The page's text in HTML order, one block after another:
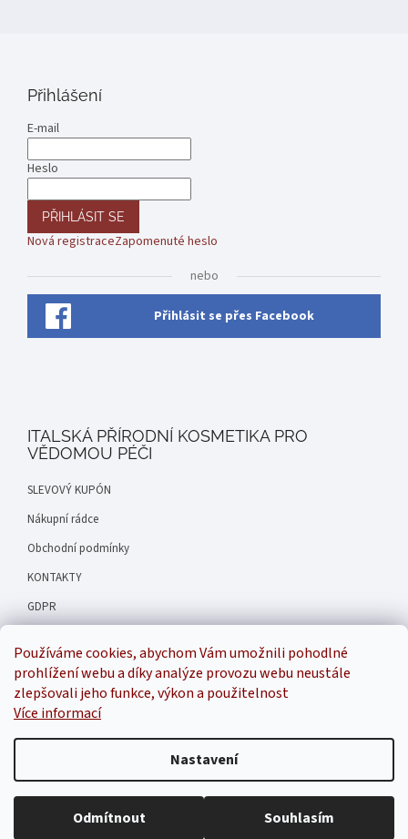
Používáme cookies, abychom Vám umožnili pohodlné
prohlížení webu a díky analýze provozu webu neustále
zlepšovali jeho funkce, výkon a použitelnost
Více informací
Nastavení
Odmítnout Souhlasím
Přihlášení
E-mail
Heslo
PŘIHLÁSIT SE
Nová registraceZapomenuté heslo
nebo
Přihlásit se přes Facebook
ITALSKÁ PŘÍRODNÍ KOSMETIKA PRO
VĚDOMOU PÉČI
SLEVOVÝ KUPÓN
Nákupní rádce
Obchodní podmínky
KONTAKTY
GDPR
Náš příběh
Inspirala